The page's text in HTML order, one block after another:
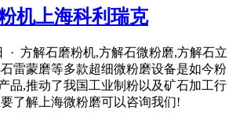
机上海科利瑞克
· 方解石磨粉机,方解石微粉磨,方解石立
雷蒙磨等多款超细微粉磨设备是如今粉
品,推动了我国工业制粉以及矿石加工行
了解上海微粉磨可以咨询我们!